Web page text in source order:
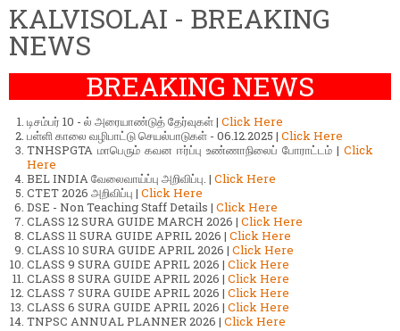
KALVISOLAI - BREAKING
NEWS
BREAKING NEWS
டிசம்பர் 10 - ல் அரையாண்டுத் தேர்வுகள் | Click Here
பள்ளி காலை வழிபாட்டு செயல்பாடுகள் - 06.12.2025 | Click Here
TNHSPGTA மாபெரும் கவன ஈர்ப்பு உண்ணாநிலைப் போராட்டம் | Click
Here
BEL INDIA வேலைவாய்ப்பு அறிவிப்பு. | Click Here
CTET 2026 அறிவிப்பு | Click Here
DSE - Non Teaching Staff Details | Click Here
CLASS 12 SURA GUIDE MARCH 2026 | Click Here
CLASS 11 SURA GUIDE APRIL 2026 | Click Here
CLASS 10 SURA GUIDE APRIL 2026 | Click Here
CLASS 9 SURA GUIDE APRIL 2026 | Click Here
CLASS 8 SURA GUIDE APRIL 2026 | Click Here
CLASS 7 SURA GUIDE APRIL 2026 | Click Here
CLASS 6 SURA GUIDE APRIL 2026 | Click Here
TNPSC ANNUAL PLANNER 2026 | Click Here